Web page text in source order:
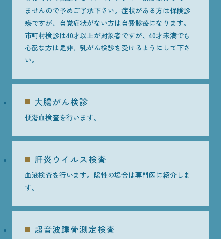
ませんので予めご了承下さい。症状がある方は保険診
療ですが、自覚症状がない方は自費診療になります。
市町村検診は40才以上が対象者ですが、40才未満でも
心配な方は是非、乳がん検診を受けるようにして下さ
い。
大腸がん検診
便潜血検査を行います。
肝炎ウイルス検査
血液検査を行います。陽性の場合は専門医に紹介しま
す。
超音波踵骨測定検査